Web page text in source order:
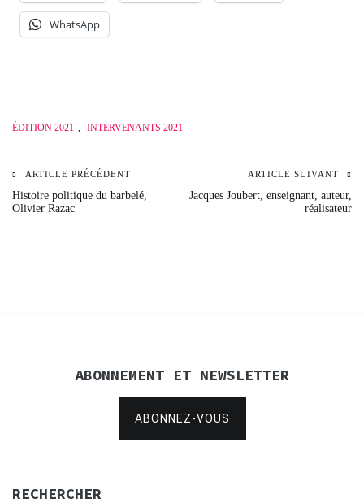
WhatsApp
ÉDITION 2021 INTERVENANTS 2021
Navigation
ARTICLE PRÉCÉDENT
Histoire politique du barbelé,
Olivier Razac
ARTICLE SUIVANT
Jacques Joubert, enseignant, auteur,
réalisateur
ABONNEMENT ET NEWSLETTER
ABONNEZ-VOUS
RECHERCHER